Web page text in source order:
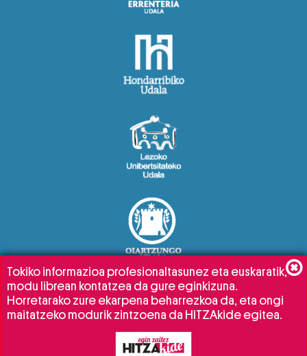
Tokiko informazioa profesionaltasunez eta euskaratik,
modu librean kontatzea da gure eginkizuna.
Horretarako zure ekarpena beharrezkoa da, eta ongi
maitatzeko modurik zintzoena da HITZAkide egitea.